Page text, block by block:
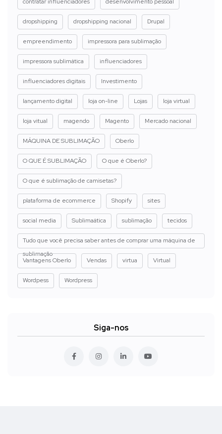
dropshipping dropshipping nacional Drupal
empreendimento impressora para sublimação
impressora sublimática influenciadores
influenciadores digitais Investimento
lançamento digital loja on-line Lojas loja virtual
loja vitual magendo Magento Mercado nacional
MÁQUINA DE SUBLIMAÇÃO Oberlo
O QUE É SUBLIMAÇÃO O que é Oberlo?
O que é sublimação de camisetas?
plataforma de ecommerce Shopify sites
social media Sublimaática sublimação tecidos
Tudo que você precisa saber antes de comprar uma máquina de
sublimação
Vantagens Oberlo
Vendas virtua Virtual
Wordpess Wordpress
Siga-nos